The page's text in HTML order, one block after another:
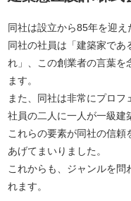
同社は設立から85年を迎え
同社の社員は「建築家であ
れ」、この創業者の言葉を
ます。
また、同社は非常にプロフ
社員の二人に一人が一級建
これらの要素が同社の信
あげてまいりました。
これからも、ジャンルを
れます。